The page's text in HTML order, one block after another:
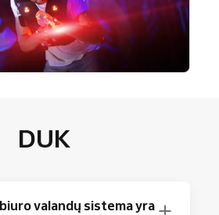
DUK
valandų sistema yra